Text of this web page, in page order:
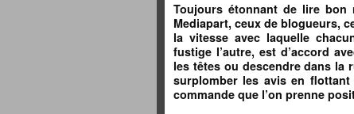
Toujours étonnant de lire bon
Mediapart, ceux de blogueurs,
la vitesse avec laquelle
fustige l’autre, est d’accord
les têtes ou descendre dans la
surplomber les avis en flottant
commande que l’on prenne